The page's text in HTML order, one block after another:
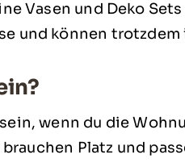
Vasen und Deko
und können
wenn du die
Platz und